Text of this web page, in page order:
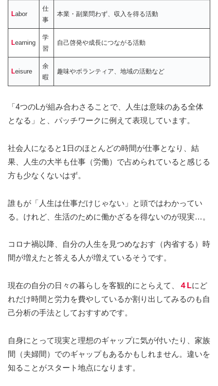
Labor
仕
事
本業・副業問わず、収入を得る活動
Learning
学
習
自己啓発や成長につながる活動
Leisure
余
暇
趣味やボランティア、地域の活動など
「4つのLが組み合わさることで、人生は意味のある全体
となる」と、パッチワークに例えて表現しています。
社会人になると1日のほとんどの時間が仕事となり、結
果、人生の大半も仕事（労働）で占められていると感じる
方も少なくないはず。
誰もが「人生は仕事だけじゃない」と頭ではわかってい
る。けれど、生活のために働かざるを得ないのが現実…。
コロナ禍以降、自分の人生を見つめなおす（内省する）時
間が増えたと答える人が増えているそうです。
現在の自分の日々の暮らしを客観的にとらえて、 ４Lにど
れだけ時間と労力を費やしているか割り出してみるのも自
己分析の手法としておすすめです。
自身にとって現実と理想のギャップに気が付いたり、家族
間（夫婦間）でのギャップもあるかもしれません。違いを
知ることがスタート地点になります。